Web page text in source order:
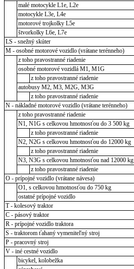
malé motocykle L1e, L2e
motocykle L3e, L4e
motorové trojkolky L5e
štvorkolky L6e, L7e
LS - snežný skúter
M - osobné motorové vozidlo (vrátane terénneho)
z toho pravostranné riadenie
osobné motorové vozidlá M1, M1G
z toho pravostranné riadenie
autobusy M2, M3, M2G, M3G
z toho pravostranné riadenie
N - nákladné motorové vozidlo (vrátane terénneho)
z toho pravostranné riadenie
N1, N1G s celkovou hmotnosťou do 3 500 kg
z toho pravostranné riadenie
N2, N2G s celkovou hmotnosťou do 12000 kg
z toho pravostranné riadenie
N3, N3G s celkovou hmotnosťou nad 12000 kg
z toho pravostranné riadenie
O - prípojné vozidlo (vrátane návesa)
O1, s celkovou hmotnosťou do 750 kg
ostatné prípojné vozidlo
T - kolesový traktor
C - pásový traktor
R - prípojné vozidlo traktora
S - traktorom ťahaný vymeniteľný stroj
P - pracovný stroj
V - iné cestné vozidlo
bicykel, kolobežka